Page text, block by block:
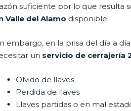
suficiente por lo que resulta
Valle del Alamo disponible.
embargo, en la prisa del día a
un servicio de cerrajería
Olvido de llaves
Perdida de llaves
Llaves partidas o en mal